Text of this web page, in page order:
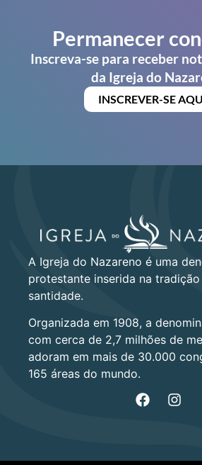
Permanecer
Inscreva-se para receber
da Igreja do
INSCREVER-SE
A Igreja do Nazareno é uma
protestante inserida na
santidade.
Organizada em 1908, a
com cerca de 2,7 milhões de
adoram em mais de 30.000
165 áreas do mundo.